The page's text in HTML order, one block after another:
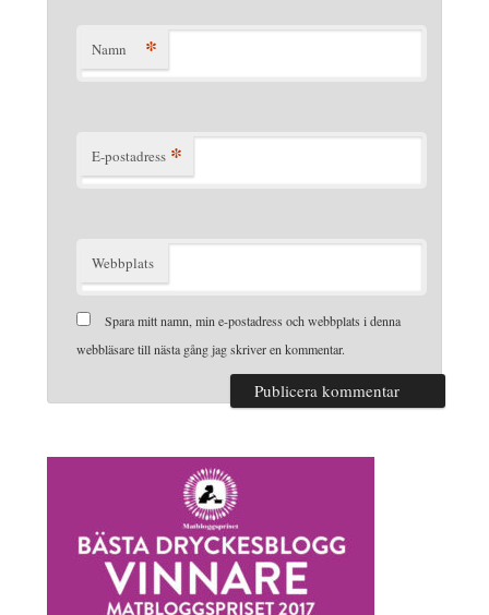
Namn *
E-postadress *
Webbplats
Spara mitt namn, min e-postadress och webbplats i denna
webbläsare till nästa gång jag skriver en kommentar.